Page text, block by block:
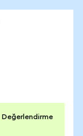
Değerlendirme